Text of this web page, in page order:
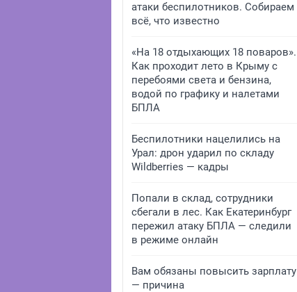
атаки беспилотников. Собираем
всё, что известно
«На 18 отдыхающих 18 поваров».
Как проходит лето в Крыму с
перебоями света и бензина,
водой по графику и налетами
БПЛА
Беспилотники нацелились на
Урал: дрон ударил по складу
Wildberries — кадры
Попали в склад, сотрудники
сбегали в лес. Как Екатеринбург
пережил атаку БПЛА — следили
в режиме онлайн
Вам обязаны повысить зарплату
— причина